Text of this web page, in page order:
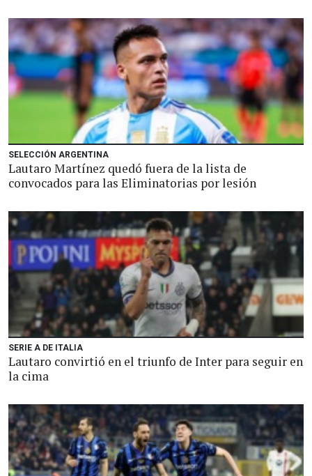
SELECCIÓN ARGENTINA
Lautaro Martínez quedó fuera de la lista de
convocados para las Eliminatorias por lesión
SERIE A DE ITALIA
Lautaro convirtió en el triunfo de Inter para seguir en
la cima